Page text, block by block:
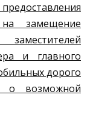
замещение
и главного
дорого
о возможной